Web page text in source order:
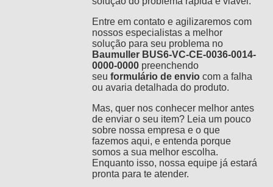
Entre em contato e agilizaremos com
nossos especialistas a melhor
solução para seu problema no
Baumuller BUS6-VC-CE-0036-0014-
0000-0000 preenchendo
seuformulário de envio com a falha
ou avaria detalhada do produto.
Mas, quer nos conhecer melhor antes
de enviar o seu item? Leia um pouco
sobre nossa empresa e o que
fazemosaqui, e entenda porque
somos a sua melhor escolha.
Enquanto isso, nossa equipe já estará
pronta para te atender.